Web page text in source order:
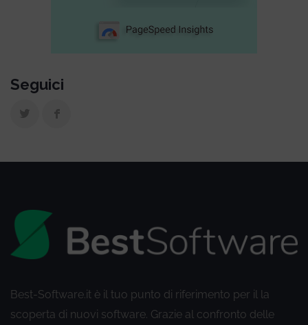
Seguici
Best-Software.it è il tuo punto di riferimento per il la
scoperta di nuovi software. Grazie al confronto delle